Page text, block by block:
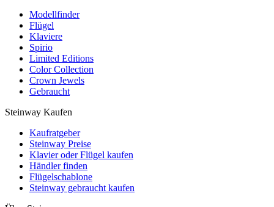
Modellfinder
Flügel
Klaviere
Spirio
Limited Editions
Color Collection
Crown Jewels
Gebraucht
Steinway Kaufen
Kaufratgeber
Steinway Preise
Klavier oder Flügel kaufen
Händler finden
Flügelschablone
Steinway gebraucht kaufen